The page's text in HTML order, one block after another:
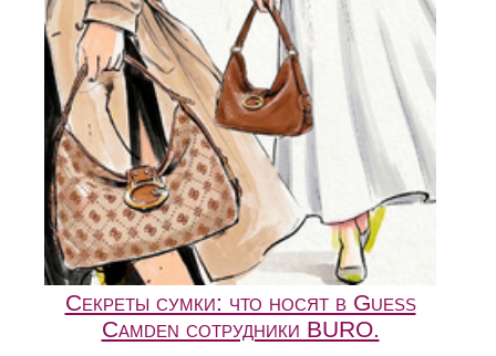
Секреты сумки: что носят в Guess
Camden сотрудники BURO.